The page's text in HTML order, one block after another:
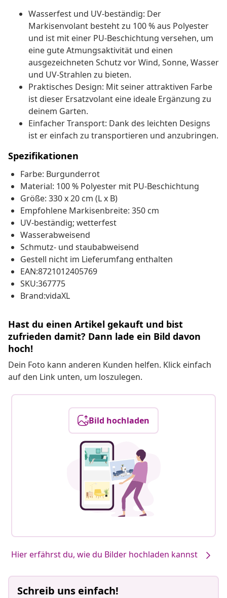
Wasserfest und UV-beständig: Der
Markisenvolant besteht zu 100 % aus Polyester
und ist mit einer PU-Beschichtung versehen, um
eine gute Atmungsaktivität und einen
ausgezeichneten Schutz vor Wind, Sonne, Wasser
und UV-Strahlen zu bieten.
Praktisches Design: Mit seiner attraktiven Farbe
ist dieser Ersatzvolant eine ideale Ergänzung zu
deinem Garten.
Einfacher Transport: Dank des leichten Designs
ist er einfach zu transportieren und anzubringen.
Spezifikationen
Farbe: Burgunderrot
Material: 100 % Polyester mit PU-Beschichtung
Größe: 330 x 20 cm (L x B)
Empfohlene Markisenbreite: 350 cm
UV-beständig; wetterfest
Wasserabweisend
Schmutz- und staubabweisend
Gestell nicht im Lieferumfang enthalten
EAN:8721012405769
SKU:367775
Brand:vidaXL
Hast du einen Artikel gekauft und bist
zufrieden damit? Dann lade ein Bild davon
hoch!
Dein Foto kann anderen Kunden helfen. Klick einfach
auf den Link unten, um loszulegen.
Bild hochladen
Hier erfährst du, wie du Bilder hochladen kannst
Schreib uns einfach!